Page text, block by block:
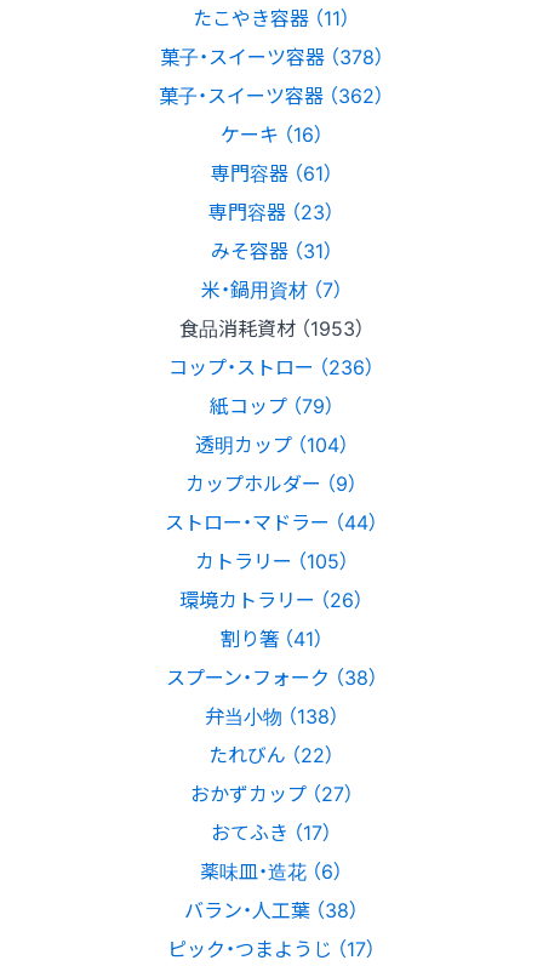
たこやき容器 （11）
菓子・スイーツ容器 （378）
菓子・スイーツ容器 （362）
ケーキ （16）
専門容器 （61）
専門容器 （23）
みそ容器 （31）
米・鍋用資材 （7）
食品消耗資材 （1953）
コップ・ストロー （236）
紙コップ （79）
透明カップ （104）
カップホルダー （9）
ストロー・マドラー （44）
カトラリー （105）
環境カトラリー （26）
割り箸 （41）
スプーン・フォーク （38）
弁当小物 （138）
たれびん （22）
おかずカップ （27）
おてふき （17）
薬味皿・造花 （6）
バラン・人工葉 （38）
ピック・つまようじ （17）